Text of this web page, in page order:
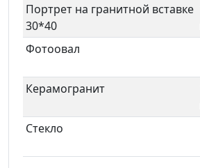
Портрет на гранитной вставке
30*40
Фотоовал
Керамогранит
Стекло